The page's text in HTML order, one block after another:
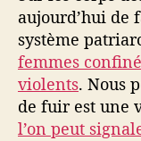
aujourd’hui de
système
femmes
violents. Nous
de fuir est une
l’on peut